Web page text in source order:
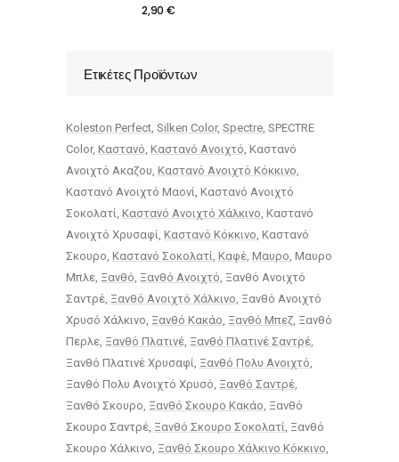
2,90 €
Ετικέτες Προϊόντων
Koleston Perfect Silken Color Spectre SPECTRE
Color Καστανό Καστανό Ανοιχτό Καστανό
Ανοιχτό Ακαζου Καστανό Ανοιχτό Κόκκινο
Καστανό Ανοιχτό Μαονί Καστανό Ανοιχτό
Σοκολατί Καστανό Ανοιχτό Χάλκινο Καστανό
Ανοιχτό Χρυσαφί Καστανό Κόκκινο Καστανό
Σκουρο Καστανό Σοκολατί Καφέ Μαυρο Μαυρο
Μπλε Ξανθό Ξανθό Ανοιχτό Ξανθό Ανοιχτό
Σαντρέ Ξανθό Ανοιχτό Χάλκινο Ξανθό Ανοιχτό
Χρυσό Χάλκινο Ξανθό Κακάο Ξανθό Μπεζ Ξανθό
Περλε Ξανθό Πλατινέ Ξανθό Πλατινέ Σαντρέ
Ξανθό Πλατινέ Χρυσαφί Ξανθό Πολυ Ανοιχτό
Ξανθό Πολυ Ανοιχτό Χρυσό Ξανθό Σαντρέ
Ξανθό Σκουρο Ξανθό Σκουρο Κακάο Ξανθό
Σκουρο Σαντρέ Ξανθό Σκουρο Σοκολατί Ξανθό
Σκουρο Χάλκινο Ξανθό Σκουρο Χάλκινο Κόκκινο